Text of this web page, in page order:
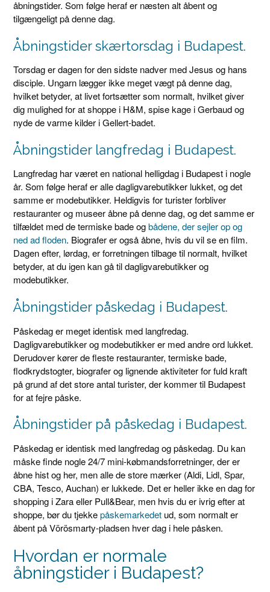
åbningstider. Som følge heraf er næsten alt åbent og
tilgængeligt på denne dag.
Åbningstider skærtorsdag i Budapest.
Torsdag er dagen for den sidste nadver med Jesus og hans
disciple. Ungarn lægger ikke meget vægt på denne dag,
hvilket betyder, at livet fortsætter som normalt, hvilket giver
dig mulighed for at shoppe i H&M, spise kage i Gerbaud og
nyde de varme kilder i Gellert-badet.
Åbningstider langfredag i Budapest.
Langfredag har været en national helligdag i Budapest i nogle
år. Som følge heraf er alle dagligvarebutikker lukket, og det
samme er modebutikker. Heldigvis for turister forbliver
restauranter og museer åbne på denne dag, og det samme er
tilfældet med de termiske bade ogbådene, der sejler op og
ned ad floden. Biografer er også åbne, hvis du vil se en film.
Dagen efter, lørdag, er forretningen tilbage til normalt, hvilket
betyder, at du igen kan gå til dagligvarebutikker og
modebutikker.
Åbningstider påskedag i Budapest.
Påskedag er meget identisk med langfredag.
Dagligvarebutikker og modebutikker er med andre ord lukket.
Derudover kører de fleste restauranter, termiske bade,
flodkrydstogter, biografer og lignende aktiviteter for fuld kraft
på grund af det store antal turister, der kommer til Budapest
for at fejre påske.
Åbningstider på påskedag i Budapest.
Påskedag er identisk med langfredag og påskedag. Du kan
måske finde nogle 24/7 mini-købmandsforretninger, der er
åbne hist og her, men alle de store mærker (Aldi, Lidl, Spar,
CBA, Tesco, Auchan) er lukkede. Det er heller ikke en dag for
shopping i Zara eller Pull&Bear, men hvis du er ivrig efter at
shoppe, bør du tjekkepåskemarkedet ud, som normalt er
åbent på Vörösmarty-pladsen hver dag i hele påsken.
Hvordan er normale
åbningstider i Budapest?